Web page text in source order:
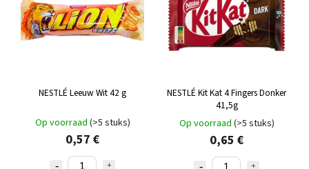
Alphabétiquement
NESTLÉ Leeuw Wit 42 g
Op voorraad (>5 stuks)
0,57 €
NESTLÉ Kit Kat 4 Fingers Donker
41,5g
Op voorraad (>5 stuks)
0,65 €